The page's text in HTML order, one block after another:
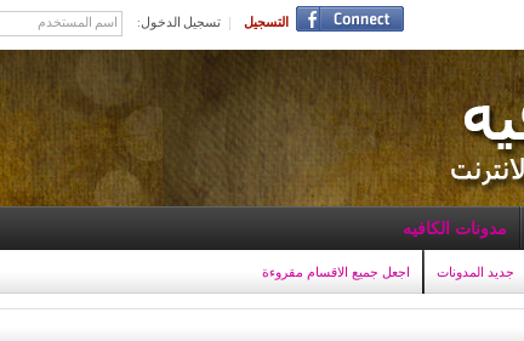
التسجيل تسجيل الدخول:
جديد المدونات اجعل جميع الاقسام مقروءة
مدونات الكافيه